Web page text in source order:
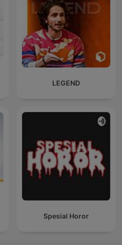
LEGEND
Spesial Horor